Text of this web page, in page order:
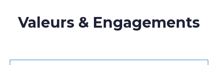
Valeurs & Engagements